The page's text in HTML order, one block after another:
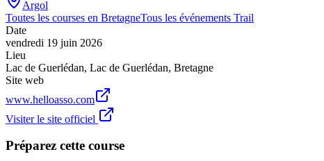
Argol
Toutes les courses en BretagneTous les événements Trail
Date
vendredi 19 juin 2026
Lieu
Lac de Guerlédan, Lac de Guerlédan, Bretagne
Site web
www.helloasso.com
Visiter le site officiel
Préparez cette course